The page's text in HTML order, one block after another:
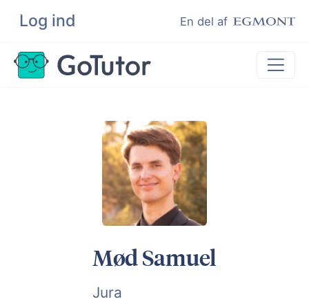
Log ind En del af
Søg
Lektiehjælp
Eksamenshjælp
Hjælp til ordblinde
Kundeudtalelser
Undervisere
Mød Samuel
Jura